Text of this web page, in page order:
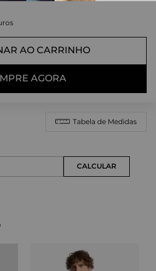
AO CARRINHO
AGORA
Tabela de Medidas